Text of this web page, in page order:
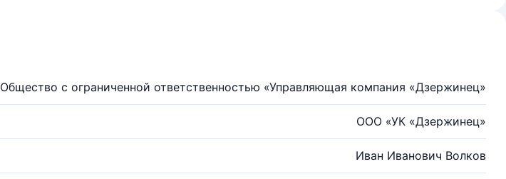
Общество с ограниченной ответственностью «Управляющая компания «Дзержинец»
ООО «УК «Дзержинец»
Иван Иванович Волков